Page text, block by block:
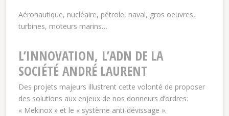
Aéronautique, nucléaire, pétrole, naval, gros oeuvres,
turbines, moteurs marins…
L’INNOVATION, L’ADN DE LA
SOCIÉTÉ ANDRÉ LAURENT
Des projets majeurs illustrent cette volonté de proposer
des solutions aux enjeux de nos donneurs d’ordres:
« Mekinox » et le « système anti-dévissage ».